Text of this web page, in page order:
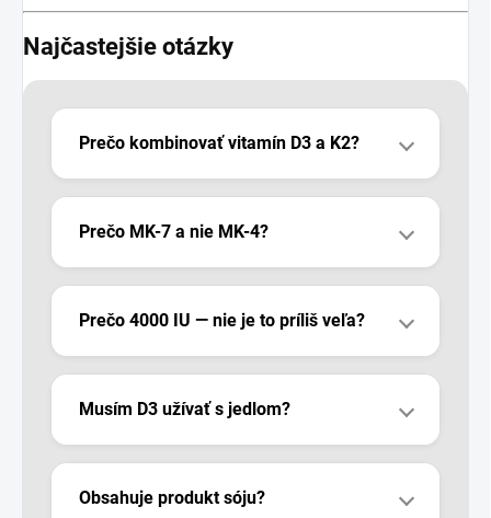
Najčastejšie otázky
Prečo kombinovať vitamín D3 a K2?
Prečo MK-7 a nie MK-4?
Prečo 4000 IU — nie je to príliš veľa?
Musím D3 užívať s jedlom?
Obsahuje produkt sóju?